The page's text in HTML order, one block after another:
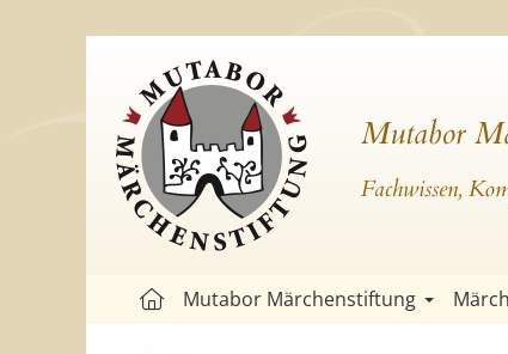
Mutabor
Fachwissen,
Mutabor Märchenstiftung